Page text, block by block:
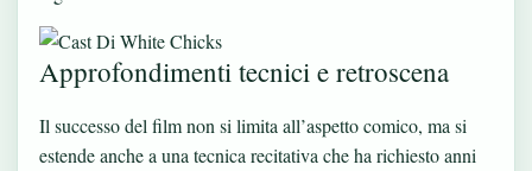
Approfondimenti tecnici e retroscena
Il successo del film non si limita all’aspetto comico, ma si
estende anche a una tecnica recitativa che ha richiesto anni